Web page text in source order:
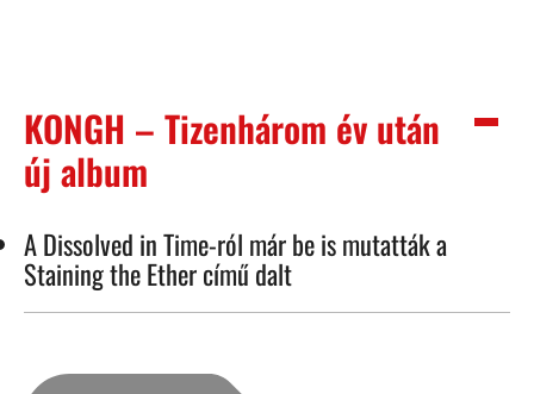
KONGH – Tizenhárom év után
új album
A Dissolved in Time-ról már be is mutatták a
Staining the Ether című dalt